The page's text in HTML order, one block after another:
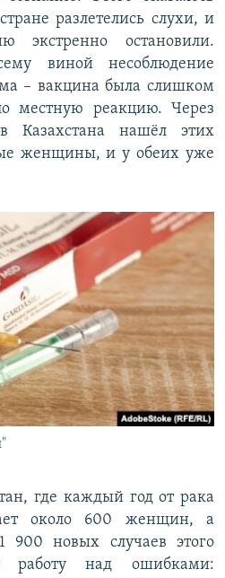
разлетелись слухи, и
экстренно остановили.
виной несоблюдение
– вакцина была слишком
местную реакцию. Через
Казахстана нашёл этих
женщины, и у обеих уже
где каждый год от рака
около 600 женщин, а
900 новых случаев этого
работу над ошибками: